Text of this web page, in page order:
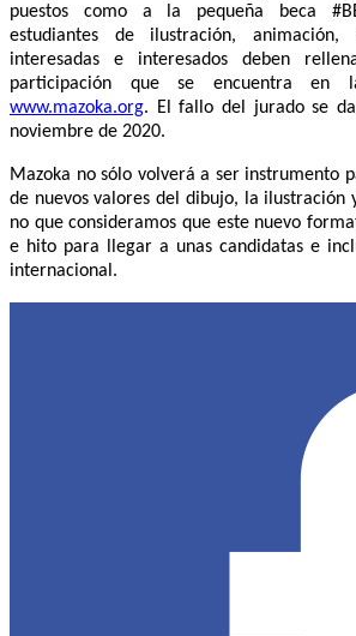
puestos como a la pequeña beca
estudiantes de ilustración,
interesadas e interesados deben
participación que se encuentra en
www.mazoka.org. El fallo del jurado se
noviembre de 2020.
Mazoka no sólo volverá a ser instrumento
de nuevos valores del dibujo, la ilustración
no que consideramos que este nuevo
e hito para llegar a unas candidatas e
internacional.